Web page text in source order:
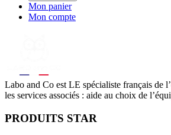
Mon panier
Mon compte
Labo and Co est LE spécialiste français de
les services associés : aide au choix de
PRODUITS STAR